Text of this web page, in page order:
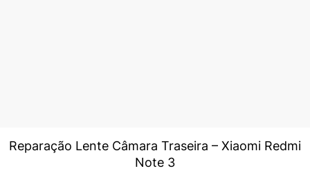
Reparação Lente Câmara Traseira – Xiaomi Redmi
Note 3